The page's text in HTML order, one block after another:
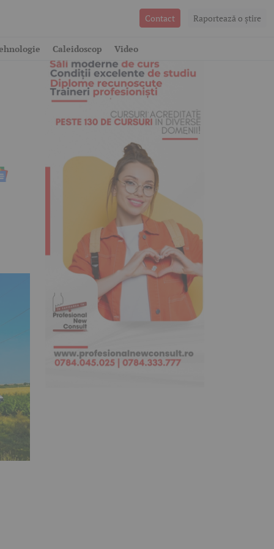
Contact Raportează o ştire
Caleidoscop Video